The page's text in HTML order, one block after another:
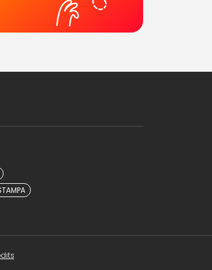
(opens in a new tab)